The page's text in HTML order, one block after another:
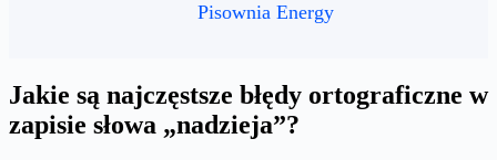
Pisownia Energy
Jakie są najczęstsze błędy ortograficzne w
zapisie słowa „nadzieja”?